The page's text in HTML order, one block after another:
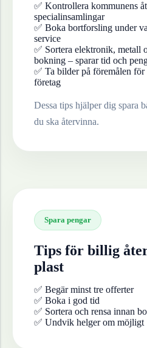
✅ Kontrollera kommunens
specialinsamlingar
✅ Boka bortforsling under
service
✅ Sortera elektronik, metall
bokning – sparar tid och
✅ Ta bilder på föremålen
företag
Dessa tips hjälper dig spara
du ska återvinna.
Spara pengar
Tips för billig
plast
✅ Begär minst tre offerter
✅ Boka i god tid
✅ Sortera och rensa innan
✅ Undvik helger om möjligt